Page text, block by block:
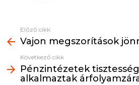
more
Előző cikk
Vajon megszorítások
Következő cikk
Pénzintézetek
alkalmaztak